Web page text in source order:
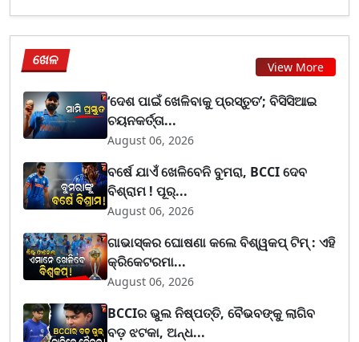
ଖେଳ View More
‘ଦେଶ ପାଇଁ ଖେଳିବାକୁ ପ୍ରସ୍ତୁତ’; ବିସିସିଆଇ
ଚୟନକର୍ତ୍ତା...
August 06, 2026
ବର୍ଷେ ଯାଏଁ ଖେଳିବେନି ବୁମରା, BCCI ଦେବ
ବିଶ୍ରାମ ! ପୂର୍...
August 06, 2026
ଗାଭାସ୍କର ଘୋଷଣା କଲେ ବିଶ୍ୱକପ୍ ଟିମ୍ : ଏହି
କ୍ରିକେଟରମା...
August 06, 2026
BCCIର ଭୁଲ ନିଷ୍ପତ୍ତି, ବୈଭବଙ୍କୁ ଲାଗିବ
ବଡ଼ ଝଟକା, ଅନ୍ଧ...